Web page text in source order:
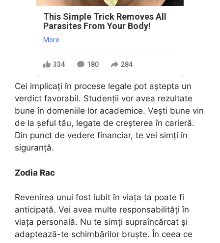
This Simple Trick Removes All
Parasites From Your Body!
More
334 180 284
Cei implicați în procese legale pot aștepta un
verdict favorabil. Studenții vor avea rezultate
bune în domeniile lor academice. Vești bune vin
de la șeful tău, legate de creșterea în carieră.
Din punct de vedere financiar, te vei simți în
siguranță.
Zodia Rac
Revenirea unui fost iubit în viața ta poate fi
anticipată. Vei avea multe responsabilități în
viața personală. Nu te simți supraîncărcat și
adaptează-te schimbărilor bruște. În ceea ce